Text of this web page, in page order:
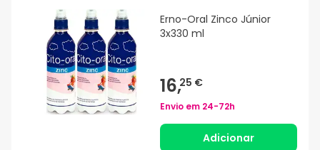
Erno-Oral Zinco Júnior
3x330 ml
16,25 €
Envio em 24-72h
Adicionar